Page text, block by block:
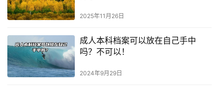
2025年11月26日
成人本科档案可以放在自己手中
吗？不可以！
2024年9月29日